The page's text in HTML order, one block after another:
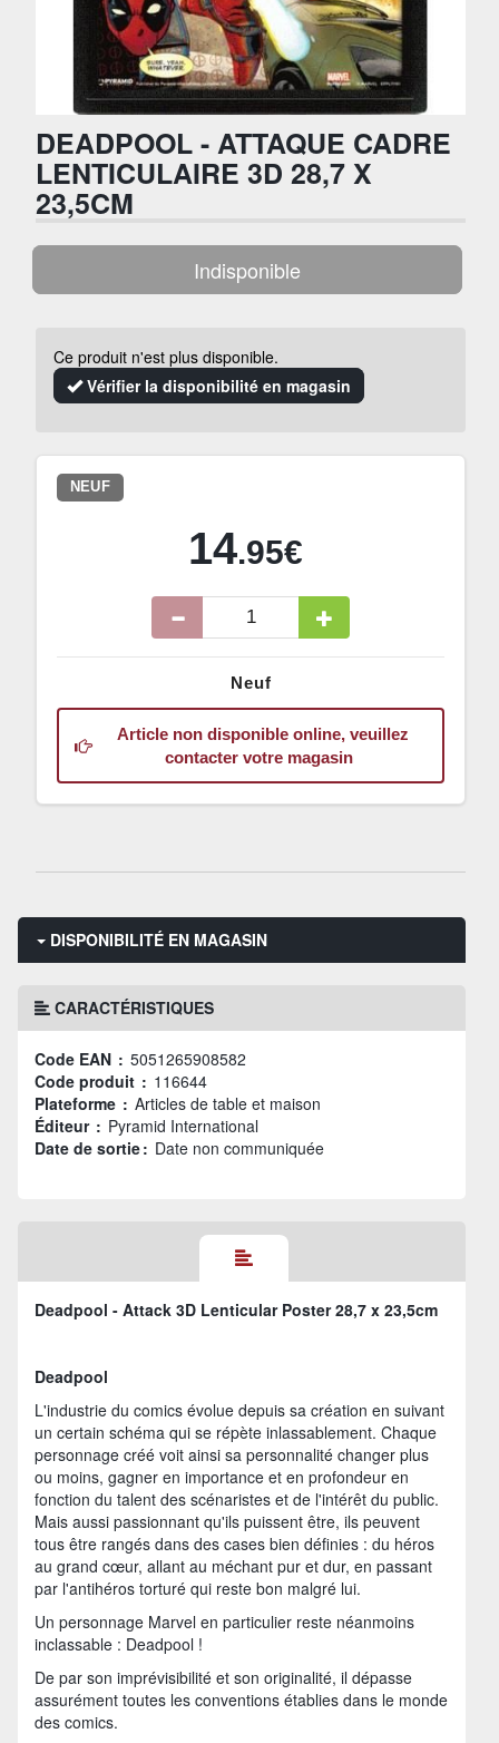
DEADPOOL - ATTAQUE CADRE
LENTICULAIRE 3D 28,7 X
23,5CM
Indisponible
Ce produit n'est plus disponible.
Vérifier la disponibilité en magasin
NEUF
14.95€
Neuf
Article non disponible online, veuillez
contacter votre magasin
DISPONIBILITÉ EN MAGASIN
CARACTÉRISTIQUES
Code EAN : 5051265908582
Code produit : 116644
Plateforme : Articles de table et maison
Éditeur : Pyramid International
Date de sortie : Date non communiquée
Deadpool - Attack 3D Lenticular Poster 28,7 x 23,5cm
Deadpool
L'industrie du comics évolue depuis sa création en suivant
un certain schéma qui se répète inlassablement. Chaque
personnage créé voit ainsi sa personnalité changer plus
ou moins, gagner en importance et en profondeur en
fonction du talent des scénaristes et de l'intérêt du public.
Mais aussi passionnant qu'ils puissent être, ils peuvent
tous être rangés dans des cases bien définies : du héros
au grand cœur, allant au méchant pur et dur, en passant
par l'antihéros torturé qui reste bon malgré lui.
Un personnage Marvel en particulier reste néanmoins
inclassable : Deadpool !
De par son imprévisibilité et son originalité, il dépasse
assurément toutes les conventions établies dans le monde
des comics.